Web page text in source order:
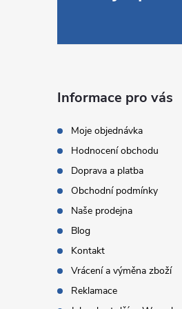
Informace pro vás
Moje objednávka
Hodnocení obchodu
Doprava a platba
Obchodní podmínky
Naše prodejna
Blog
Kontakt
Vrácení a výměna zboží
Reklamace